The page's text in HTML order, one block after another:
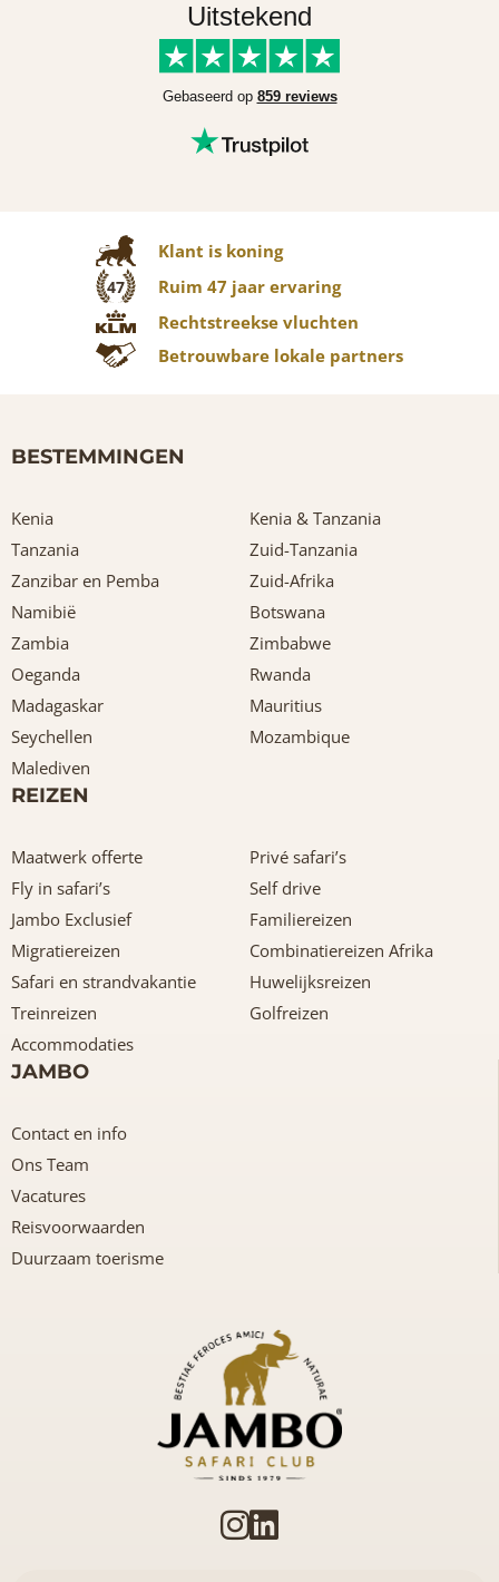
Uitstekend
Gebaseerd op 859 reviews
Klant is koning
47
Ruim 47 jaar ervaring
Rechtstreekse vluchten
Betrouwbare lokale partners
BESTEMMINGEN
Kenia
Kenia & Tanzania
Tanzania
Zuid-Tanzania
Zanzibar en Pemba
Zuid-Afrika
Namibië
Botswana
Zambia
Zimbabwe
Oeganda
Rwanda
Madagaskar
Mauritius
Seychellen
Mozambique
Malediven
REIZEN
Maatwerk offerte
Privé safari’s
Fly in safari’s
Self drive
Jambo Exclusief
Familiereizen
Migratiereizen
Combinatiereizen Afrika
Safari en strandvakantie
Huwelijksreizen
Treinreizen
Golfreizen
Accommodaties
JAMBO
Contact en info
Ons Team
Vacatures
Reisvoorwaarden
Duurzaam toerisme